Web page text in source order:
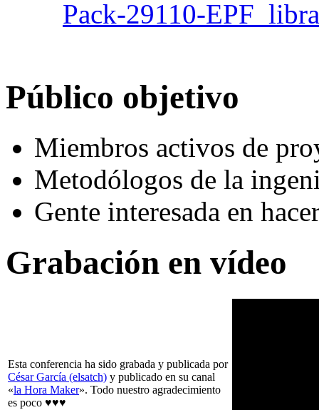
Pack-29110-
Público objetivo
Miembros activos de
Metodólogos de la
Gente interesada en
Grabación en vídeo
Esta conferencia ha sido grabada y publicada por
César García (elsatch) y publicado en su canal
«la Hora Maker». Todo nuestro agradecimiento
es poco ♥♥♥